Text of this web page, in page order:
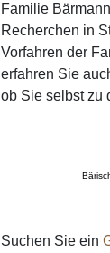
Familie
Recherchen in
Vorfahren der
erfahren Sie
ob Sie selbst zu
Suchen Sie ein